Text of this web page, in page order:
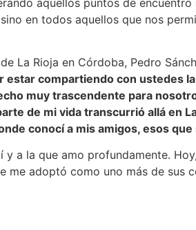
en todos aquellos que nos
La Rioja en Córdoba, Pedro
compartiendo con ustedes
muy trascendente para
de mi vida transcurrió allá en
conocí a mis amigos, esos que
y a la que amo profundamente.
me adoptó como uno más de sus